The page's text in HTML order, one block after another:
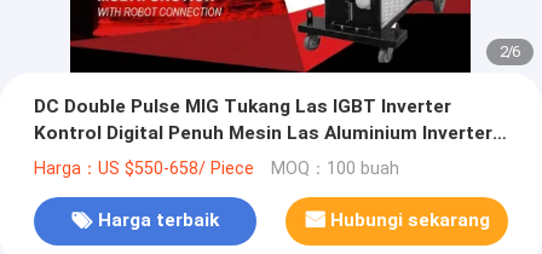
2/6
DC Double Pulse MIG Tukang Las IGBT Inverter
Kontrol Digital Penuh Mesin Las Aluminium Inverter
Tukang Las MIG
Harga：US $550-658/ Piece MOQ：100 buah
Harga terbaik Hubungi sekarang